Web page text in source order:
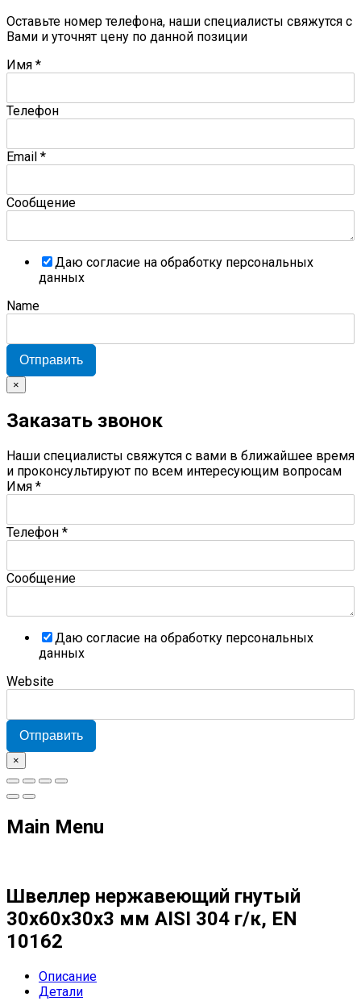
Оставьте номер телефона, наши специалисты свяжутся с
Вами и уточнят цену по данной позиции
Имя *
Телефон
Email *
Сообщение
Даю согласие на обработку персональных
данных
Name
Отправить
×
Заказать звонок
Наши специалисты свяжутся с вами в ближайшее время
и проконсультируют по всем интересующим вопросам
Имя *
Телефон *
Сообщение
Даю согласие на обработку персональных
данных
Website
Отправить
×
Main Menu
Швеллер нержавеющий гнутый
30х60х30х3 мм AISI 304 г/к, EN
10162
Описание
Детали